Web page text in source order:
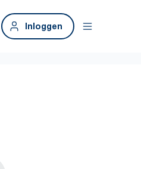
Inloggen